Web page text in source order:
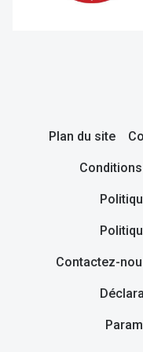
Plan du site
Contactez-